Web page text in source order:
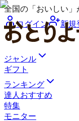
全国の「おいしい」
ログイン
新規
ジャンル
ギフト
ランキング
達人おすすめ
特集
モニター